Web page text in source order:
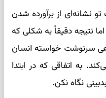
نشانه‌ای از برآورده شدن
نتیجه دقیقاً به شکلی که
سرنوشت خواسته انسان
به اتفاقی که در ابتدا
نگاه نکن.